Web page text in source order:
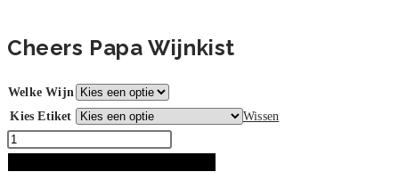
Cheers Papa Wijnkist
Welke Wijn
Kies Etiket
Wissen
Cheers